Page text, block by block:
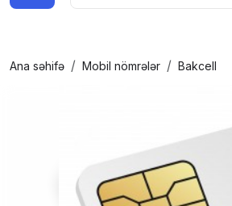
Ana səhifə Mobil nömrələr Bakcell